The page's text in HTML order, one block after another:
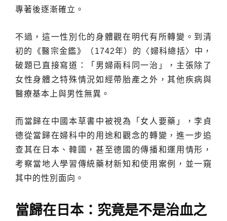
專著後逐漸確立。
不過，這一性別化的身體觀在明代有所轉變。到清
初的《醫宗金鑑》（1742年）的〈婦科總括〉中，
破題已直接寫道：「男婦兩科同一治」，主張除了
女性身體之特殊情況如經帶胎產之外，其他疾病與
醫療基本上與男性無異。
而當歸在中國本草書中被視為「女人要藥」，李貞
德從當歸在婦科中的用途和觀念的轉變，進一步追
查其在日本、韓國，甚至德國的傳播和運用情形，
考察當地人學習傳統藥材新知和使用案例，並一窺
其中的性別面向。
當歸在日本：究竟是不是治血之